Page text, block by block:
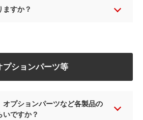
ますか？
プションパーツ等
オプションパーツなど各製品の
いですか？